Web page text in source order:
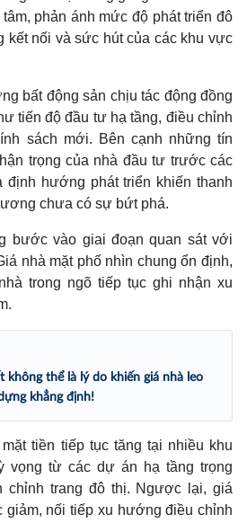
phản ánh mức độ phát triển đô
kết nối và sức hút của các khu vực
bất động sản chịu tác động đồng
tiến độ đầu tư hạ tầng, điều chỉnh
sách mới. Bên cạnh những tín
trọng của nhà đầu tư trước các
định hướng phát triển khiến thanh
chưa có sự bứt phá.
bước vào giai đoạn quan sát với
nhà mặt phố nhìn chung ổn định,
trong ngõ tiếp tục ghi nhận xu
không thể là lý do khiến giá nhà leo
khẳng định!
tiền tiếp tục tăng tại nhiều khu
vọng từ các dự án hạ tầng trọng
chỉnh trang đô thị. Ngược lại, giá
giảm, nối tiếp xu hướng điều chỉnh